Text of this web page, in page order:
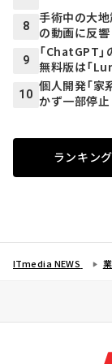
8
手術中の大
の動画に反響
9
「ChatGPT
無料版は「
10
個人開発「
かず一部停
ランキン
ITmedia NEWS